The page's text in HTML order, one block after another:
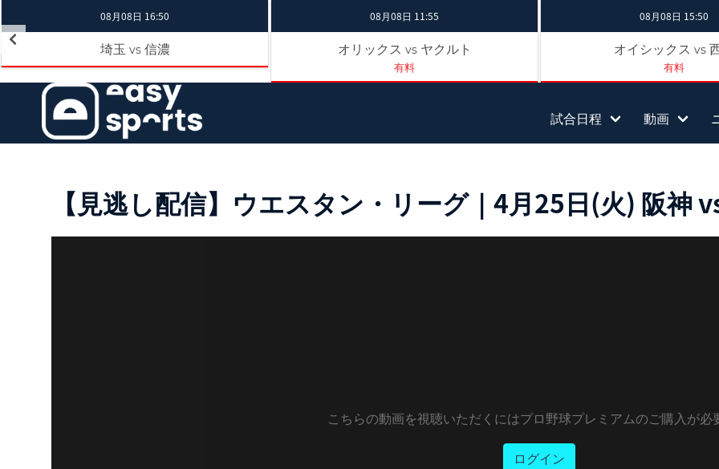
08月08日 16:50
埼玉 vs 信濃
08月08日 11:55
オリックス vs ヤクルト
有料
08月08日 15:50
オイシックス vs
有料
試合日程 動画
【見逃し配信】ウエスタン・リーグ｜4月25日(火) 阪神
こちらの動画を視聴いただくにはプロ野球プレミアムのご購入が必
ログイン